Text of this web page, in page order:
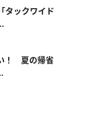
タックワイド
！ 夏の帰省